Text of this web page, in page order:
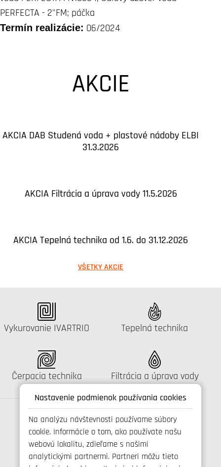
Nastavenie podmienok používania cookies
Na analýzu návštevnosti používame súbory
cookie. Informácie o tom, ako používate našu
webovú lokalitu, zdieľame s našimi
analytickými partnermi. Partneri môžu tieto
PERFECTA - 2"FM; páčka
Termín realizácie: 06/2024
AKCIE
AKCIA DAB Studená voda + plastové nádoby ELBI
31.3.2026
AKCIA Filtrácia a úprava vody 11.5.2026
AKCIA Tepelná technika od 1.6. do 31.12.2026
VŠETKY AKCIE
Katalógus:
Vykurovanie IVARTRIO Katalógus:
Tepelná technika
Katalógus:
Čerpacia technika Katalógus:
Filtrácia a úprava vody
Spojte se s námi